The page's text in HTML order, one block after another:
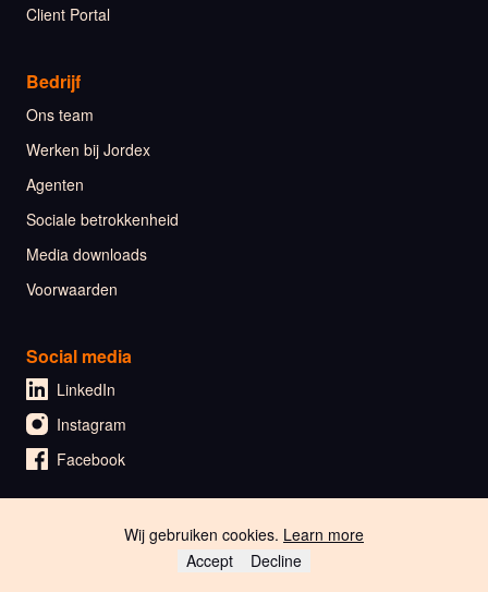
Client Portal
Bedrijf
Ons team
Werken bij Jordex
Agenten
Sociale betrokkenheid
Media downloads
Voorwaarden
Social media
LinkedIn
Instagram
Facebook
🇬🇧 EnglishWij gebruiken cookies. Learn more
Accept
Decline